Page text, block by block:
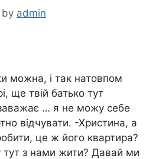
by admin
можна, і так натовпом
ще твій батько тут
… я не можу себе
відчувати. -Христина, а
це ж його квартира?
з нами жити? Давай ми